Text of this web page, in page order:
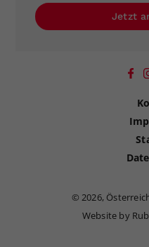
Jetzt
©2026,
Website by